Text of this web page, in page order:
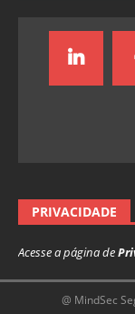
PRIVACIDADE
Acesse a página de
@ MindSec